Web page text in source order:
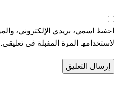
احفظ اسمي، بريدي الإلكتروني،
لاستخدامها المرة المقبلة في تعليقي.